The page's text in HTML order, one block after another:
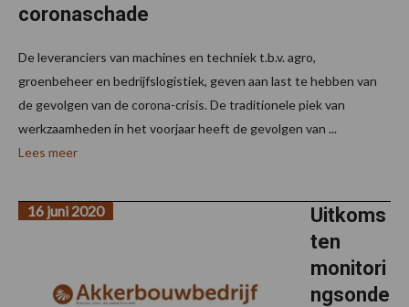
coronaschade
De leveranciers van machines en techniek t.b.v. agro,
groenbeheer en bedrijfslogistiek, geven aan last te hebben van
de gevolgen van de corona-crisis. De traditionele piek van
werkzaamheden in het voorjaar heeft de gevolgen van ...
Lees meer
Uitkoms
ten
monitori
ngsonde
16 juni 2020